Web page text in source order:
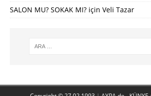
SALON MU? SOKAK MI? için Veli Tazar